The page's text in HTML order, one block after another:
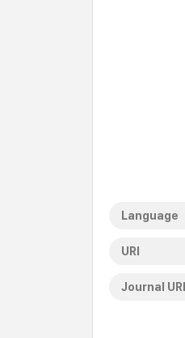
Language
URI
Journal